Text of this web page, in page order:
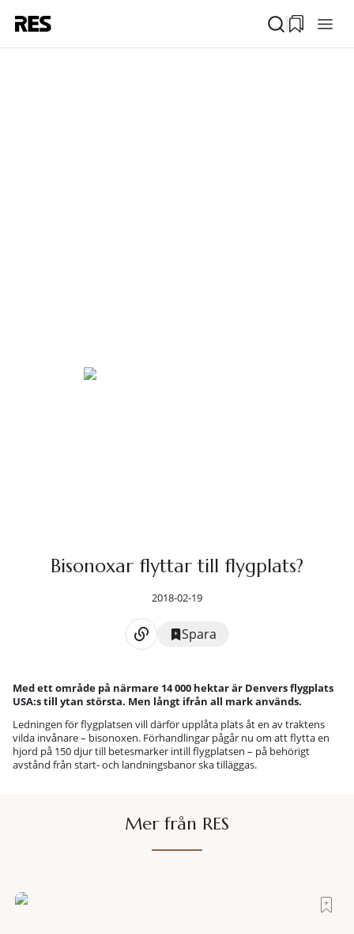
Bisonoxar flyttar till flygplats?
2018-02-19
Spara
Med ett område på närmare 14 000 hektar är Denvers flygplats
USA:s till ytan största. Men långt ifrån all mark används.
Ledningen för flygplatsen vill därför upplåta plats åt en av traktens
vilda invånare – bisonoxen. Förhandlingar pågår nu om att flytta en
hjord på 150 djur till betesmarker intill flygplatsen – på behörigt
avstånd från start- och landningsbanor ska tilläggas.
Mer från RES